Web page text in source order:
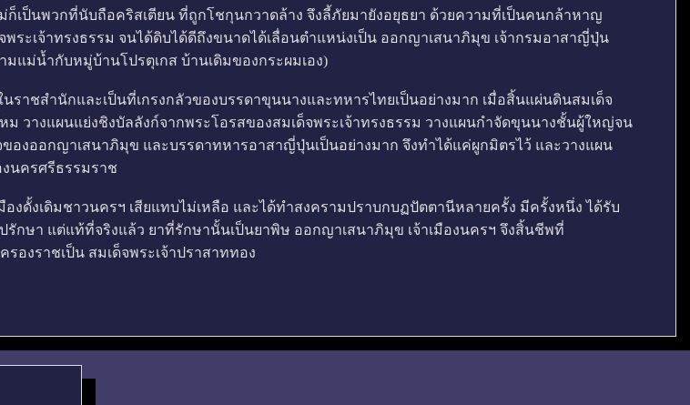
เป็นพวกที่นับถือคริสเตียน ที่ถูกโชกุนกวาดล้าง จึงลี้ภัยมายังอยุธยา ด้วยความที่เป็นคนกล้าหาญ
ระเจ้าทรงธรรม จนได้ดิบได้ดีถึงขนาดได้เลื่อนตำแหน่งเป็น ออกญาเสนาภิมุข เจ้ากรมอาสาญี่ปุ่น
ม่น้ำกับหมู่บ้านโปรตุเกส บ้านเดิมของกระผมเอง)
ชสำนักและเป็นที่เกรงกลัวของบรรดาขุนนางและทหารไทยเป็นอย่างมาก เมื่อสิ้นแผ่นดินสมเด็จ
วางแผนแย่งชิงบัลลังก์จากพระโอรสของสมเด็จพระเจ้าทรงธรรม วางแผนกำจัดขุนนางชั้นผู้ใหญ่จน
งออกญาเสนาภิมุข และบรรดาทหารอาสาญี่ปุ่นเป็นอย่างมาก จึงทำได้แค่ผูกมิตรไว้ และวางแผน
นครศรีธรรมราช
งดั้งเดิมชาวนครฯ เสียแทบไม่เหลือ และได้ทำสงครามปราบกบฏปัตตานีหลายครั้ง มีครั้งหนึ่ง ได้รับ
กษา แต่แท้ที่จริงแล้ว ยาที่รักษานั้นเป็นยาพิษ ออกญาเสนาภิมุข เจ้าเมืองนครฯ จึงสิ้นชีพที่
งราชเป็น สมเด็จพระเจ้าปราสาททอง